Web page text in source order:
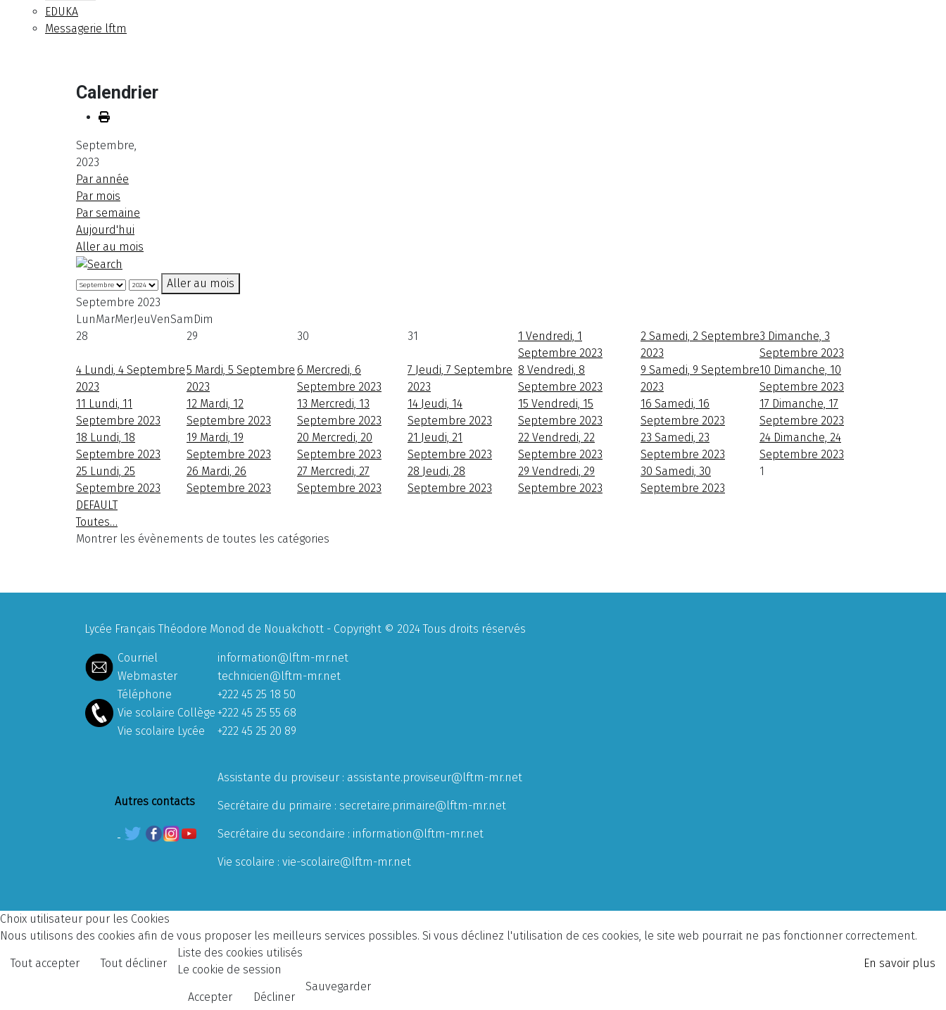
EDUKA
Messagerie lftm
Calendrier
Septembre,
2023
Par année
Par mois
Par semaine
Aujourd'hui
Aller au mois
Aller au mois
Septembre 2023
LunMarMerJeuVenSam Dim
28
29 30 31 1 Vendredi, 1
Septembre 2023
2 Samedi, 2 Septembre
2023
3 Dimanche, 3
Septembre 2023
4 Lundi, 4 Septembre
2023
5 Mardi, 5 Septembre
2023
6 Mercredi, 6
Septembre 2023
7 Jeudi, 7 Septembre
2023
8 Vendredi, 8
Septembre 2023
9 Samedi, 9 Septembre
2023
10 Dimanche, 10
Septembre 2023
11 Lundi, 11
Septembre 2023
12 Mardi, 12
Septembre 2023
13 Mercredi, 13
Septembre 2023
14 Jeudi, 14
Septembre 2023
15 Vendredi, 15
Septembre 2023
16 Samedi, 16
Septembre 2023
17 Dimanche, 17
Septembre 2023
18 Lundi, 18
Septembre 2023
19 Mardi, 19
Septembre 2023
20 Mercredi, 20
Septembre 2023
21 Jeudi, 21
Septembre 2023
22 Vendredi, 22
Septembre 2023
23 Samedi, 23
Septembre 2023
24 Dimanche, 24
Septembre 2023
25 Lundi, 25
Septembre 2023
26 Mardi, 26
Septembre 2023
27 Mercredi, 27
Septembre 2023
28 Jeudi, 28
Septembre 2023
29 Vendredi, 29
Septembre 2023
30 Samedi, 30
Septembre 2023
1
DEFAULT
Toutes…
Montrer les évènements de toutes les catégories
Lycée Français Théodore Monod de Nouakchott - Copyright © 2024 Tous droits réservés
Courriel
information@lftm-mr.net
Webmaster
technicien@lftm-mr.net
Téléphone
+222 45 25 18 50
Vie scolaire Collège +222 45 25 55 68
Vie scolaire Lycée
+222 45 25 20 89
Autres contacts
Assistante du proviseur : assistante.proviseur@lftm-mr.net
Secrétaire du primaire : secretaire.primaire@lftm-mr.net
Secrétaire du secondaire : information@lftm-mr.net
Vie scolaire : vie-scolaire@lftm-mr.net
Choix utilisateur pour les Cookies
Nous utilisons des cookies afin de vous proposer les meilleurs services possibles. Si vous déclinez l'utilisation de ces cookies, le site web pourrait ne pas fonctionner correctement.
Tout accepter Tout décliner En savoir plus
Liste des cookies utilisés
Le cookie de session
Accepter Décliner
Sauvegarder